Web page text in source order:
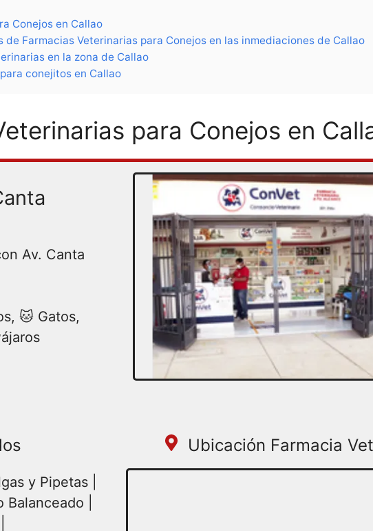
Conejos en Callao
Farmacias Veterinarias para Conejos en las inmediaciones de Callao
en la zona de Callao
conejitos en Callao
para Conejos en
Av. Canta
🐱 Gatos,
| Miércoles
y Pipetas |
|
Ubicación Farmacia